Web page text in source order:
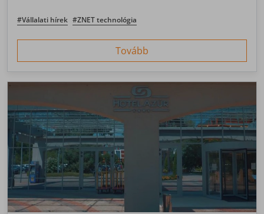
#Vállalati hírek #ZNET technológia
Tovább